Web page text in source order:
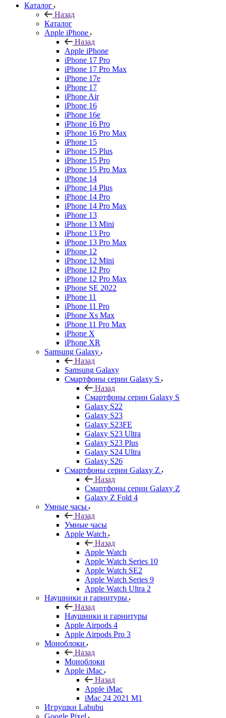
Каталог
Назад
Каталог
Apple iPhone
Назад
Apple iPhone
iPhone 17 Pro
iPhone 17 Pro Max
iPhone 17e
iPhone 17
iPhone Air
iPhone 16
iPhone 16e
iPhone 16 Pro
iPhone 16 Pro Max
iPhone 15
iPhone 15 Plus
iPhone 15 Pro
iPhone 15 Pro Max
iPhone 14
iPhone 14 Plus
iPhone 14 Pro
iPhone 14 Pro Max
iPhone 13
iPhone 13 Mini
iPhone 13 Pro
iPhone 13 Pro Max
iPhone 12
iPhone 12 Mini
iPhone 12 Pro
iPhone 12 Pro Max
iPhone SE 2022
iPhone 11
iPhone 11 Pro
iPhone Xs Max
iPhone 11 Pro Max
iPhone X
iPhone XR
Samsung Galaxy
Назад
Samsung Galaxy
Смартфоны серии Galaxy S
Назад
Смартфоны серии Galaxy S
Galaxy S22
Galaxy S23
Galaxy S23FE
Galaxy S23 Ultra
Galaxy S23 Plus
Galaxy S24 Ultra
Galaxy S26
Смартфоны серии Galaxy Z
Назад
Смартфоны серии Galaxy Z
Galaxy Z Fold 4
Умные часы
Назад
Умные часы
Apple Watch
Назад
Apple Watch
Apple Watch Series 10
Apple Watch SE2
Apple Watch Series 9
Apple Watch Ultra 2
Наушники и гарнитуры
Назад
Наушники и гарнитуры
Apple Airpods 4
Apple Airpods Pro 3
Моноблоки
Назад
Моноблоки
Apple iMac
Назад
Apple iMac
iMac 24 2021 M1
Игрушки Labubu
Google Pixel